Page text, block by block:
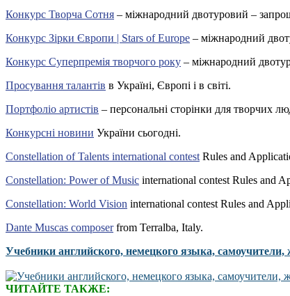
Конкурс Творча Сотня – міжнародний двотуровий –
Конкурс Зірки Європи | Stars of Europe – міжнародний
Конкурс Суперпремія творчого року – міжнародний
Просування талантів в Україні, Європі і в світі.
Портфоліо артистів – персональні сторінки для творчих
Конкурсні новини України сьогодні.
Constellation of Talents international contest Rules and
Constellation: Power of Music international contest Rules and
Constellation: World Vision international contest Rules and
Dante Muscas composerfrom Terralba, Italy.
Учебники английского, немецкого языка,
ЧИТАЙТЕ ТАКЖЕ: